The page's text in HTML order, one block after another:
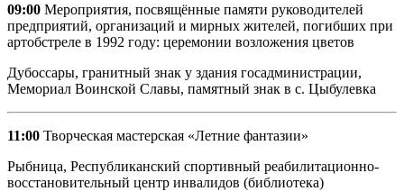
09:00 Мероприятия, посвящённые памяти руководителей
предприятий, организаций и мирных жителей, погибших при
артобстреле в 1992 году: церемонии возложения цветов
Дубоссары, гранитный знак у здания госадминистрации,
Мемориал Воинской Славы, памятный знак в с. Цыбулевка
11:00 Творческая мастерская «Летние фантазии»
Рыбница, Республиканский спортивный реабилитационно-
восстановительный центр инвалидов (библиотека)